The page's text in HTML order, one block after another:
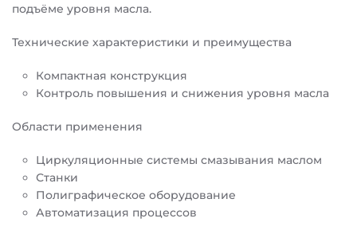
подъёме уровня масла.
Технические характеристики и преимущества
Компактная конструкция
Контроль повышения и снижения уровня масла
Области применения
Циркуляционные системы смазывания маслом
Станки
Полиграфическое оборудование
Автоматизация процессов